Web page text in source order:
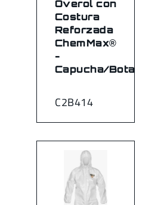
C2B414
Overol con
Costura
Reforzada
ChemMax®
-
Capucha/Botas